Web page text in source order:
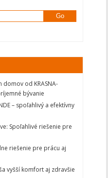
od KRASNA-
bývanie
– spoľahlivý a efektívny
Spoľahlivé riešenie pre
riešenie pre prácu aj
vyšší komfort aj zdravšie